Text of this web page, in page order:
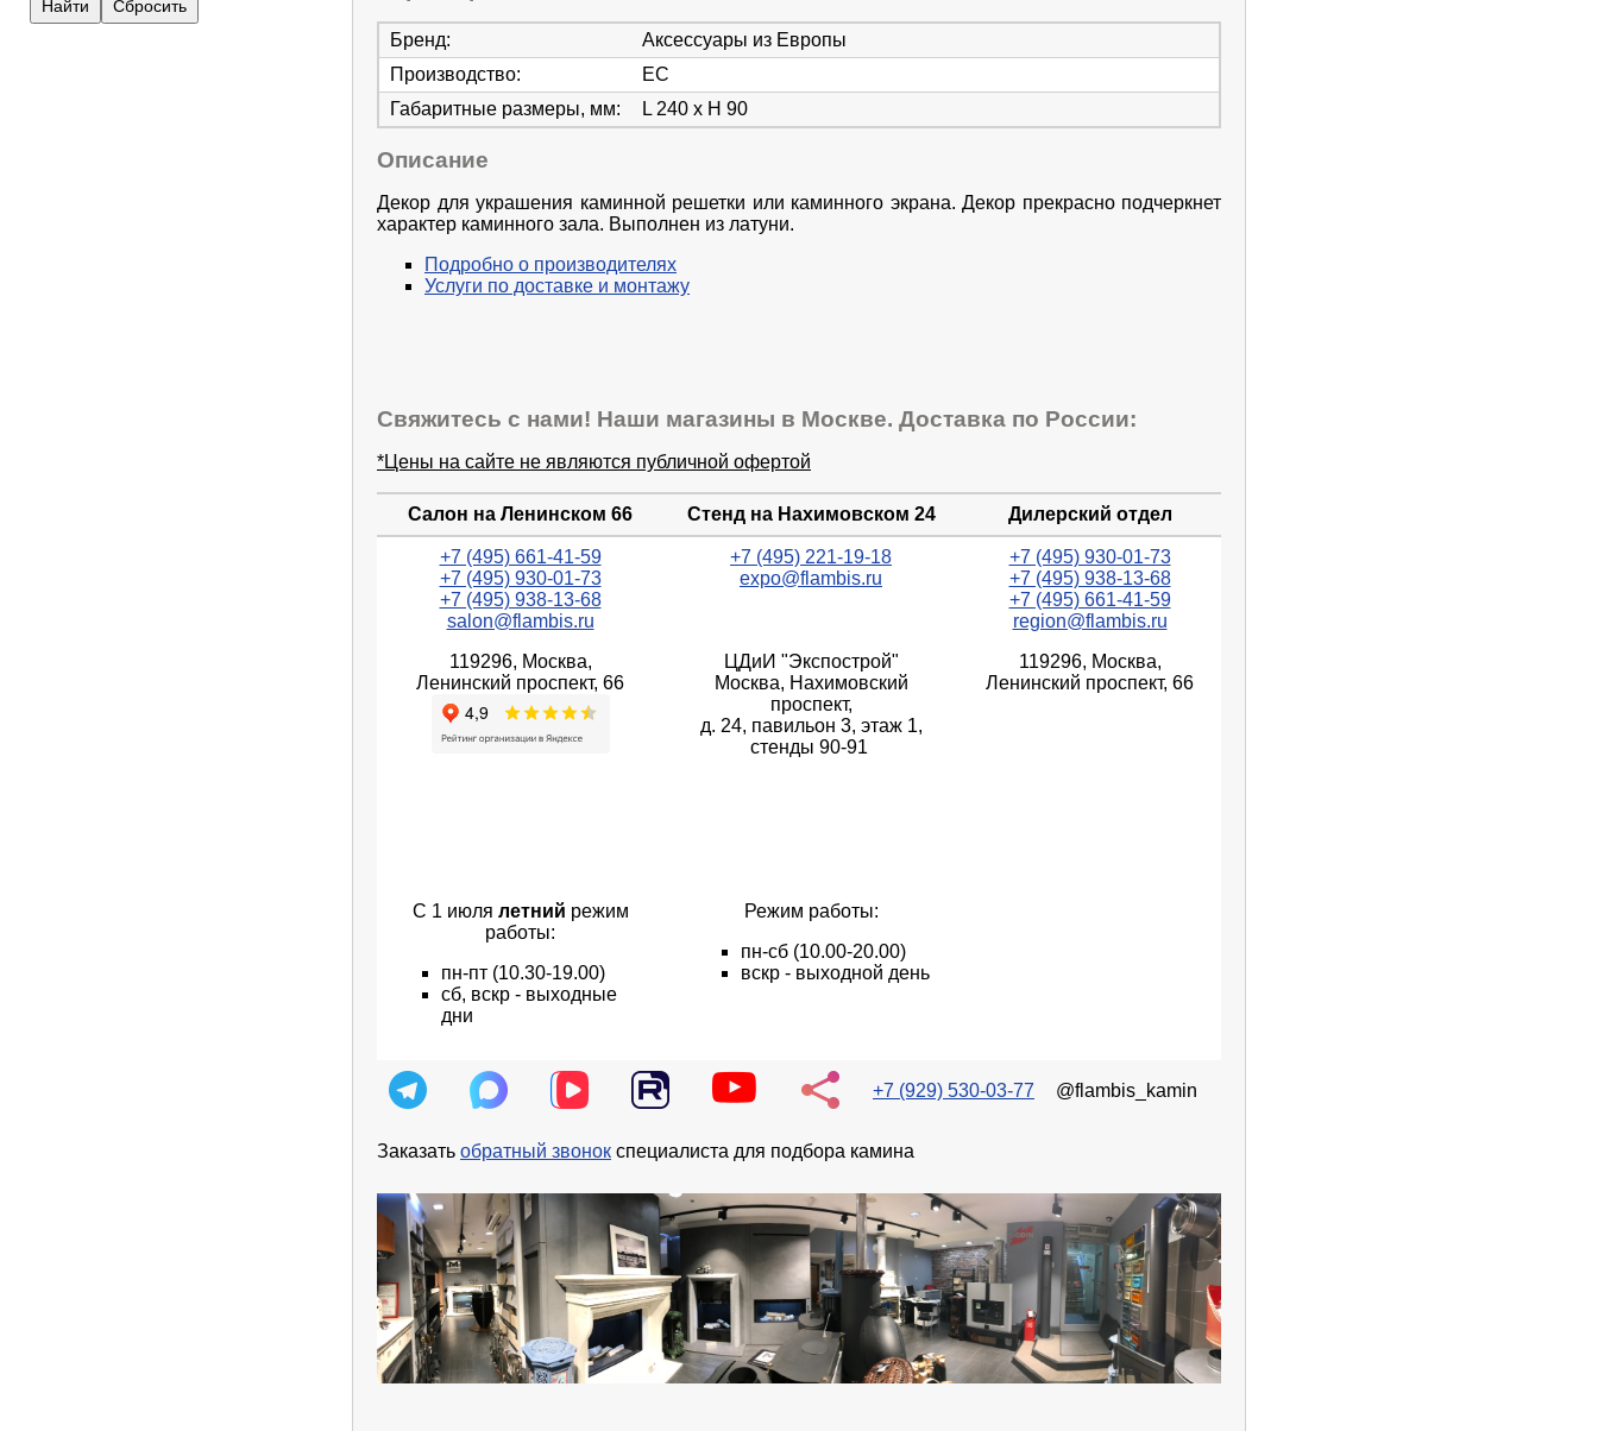
Бренд:
Аксессуары из Европы
Производство:
ЕС
Габаритные размеры, мм: L 240 x H 90
Описание
Декор для украшения каминной решетки или каминного экрана. Декор прекрасно подчеркнет
характер каминного зала. Выполнен из латуни.
Подробно о производителях
Услуги по доставке и монтажу
Свяжитесь с нами! Наши магазины в Москве. Доставка по России:
*Цены на сайте не являются публичной офертой
Салон на Ленинском 66 Стенд на Нахимовском 24 Дилерский отдел
+7 (495) 661-41-59
+7 (495) 930-01-73
+7 (495) 938-13-68
salon@flambis.ru
+7 (495) 221-19-18
expo@flambis.ru
+7 (495) 930-01-73
+7 (495) 938-13-68
+7 (495) 661-41-59
region@flambis.ru
119296, Москва,
Ленинский проспект, 66
ЦДиИ "Экспострой"
Москва, Нахимовский
проспект,
д. 24, павильон 3, этаж 1,
стенды 90-91
119296, Москва,
Ленинский проспект, 66
С 1 июля летний режим
работы:
пн-пт (10.30-19.00)
сб, вскр - выходные
дни
Режим работы:
пн-сб(10.00-20.00)
вскр - выходной день
+7 (929) 530-03-77 @flambis_kamin
Заказать обратный звонок специалиста для подбора камина